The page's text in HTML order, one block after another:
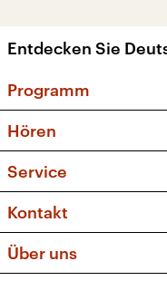
Entdecken Sie
Programm
Sendungen
Musikliste
Kakadu – Das
Hören
Frequenzen
Service
FAQ
Apps
Newsletter
Kontakt
Social Media
Über uns